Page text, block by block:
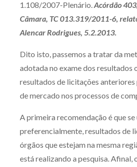
1.108/2007-Plenário.Acórdão
Câmara, TC 013.319/2011-6,
Alencar Rodrigues, 5.2.2013.
Dito isto, passemos a tratar da
adotada no exame dos resultados
resultados de licitações
de mercado nos processos de
A primeira recomendação é que
preferencialmente, resultados de
órgãos que estejam na mesma
está realizando a pesquisa. Afinal,